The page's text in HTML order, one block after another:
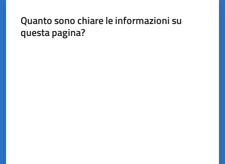
Quanto sono chiare le informazioni su
questa pagina?